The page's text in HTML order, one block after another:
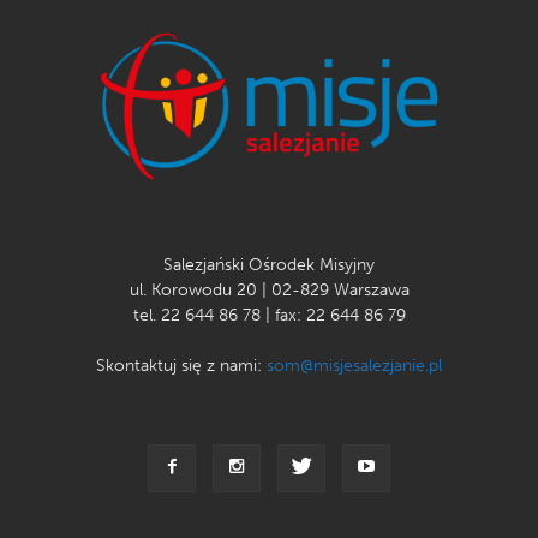
warzyw, artykuły spożywcze i sanitarne, narzędzia
niezbędne do prowadzenia gospodarstwa rolnego, zostanie
zapewnione wynagrodzenie dla pracowników i animatorów
świeckich oraz zakupiony opał do kuchni opalanej
akcji i razem z nami wspieraj działania salezjanów z
Salezjański Ośrodek Misyjny
ul. Korowodu 20 | 02-829 Warszawa
tel. 22 644 86 78 | fax: 22 644 86 79
Skontaktuj się z nami: som@misjesalezjanie.pl